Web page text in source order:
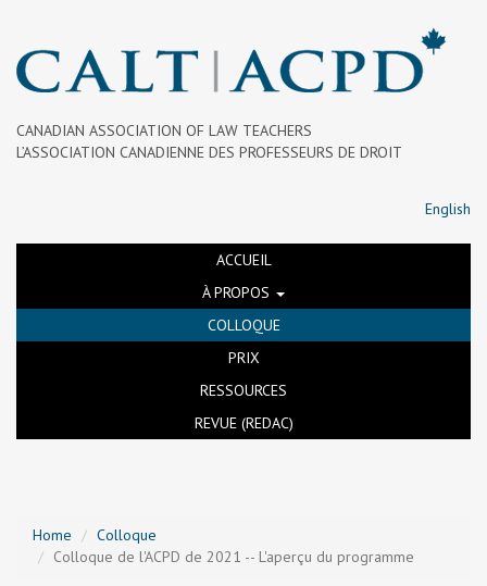
CANADIAN ASSOCIATION OF LAW TEACHERS
L’ASSOCIATION CANADIENNE DES PROFESSEURS DE DROIT
English
ACCUEIL
À PROPOS
COLLOQUE
PRIX
RESSOURCES
REVUE (REDAC)
Home
Colloque
Colloque de l'ACPD de 2021 -- L'aperçu du programme